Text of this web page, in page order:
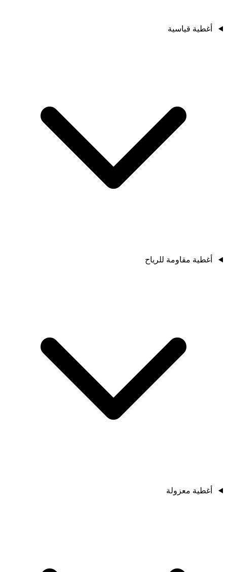
أغطية قياسية
أغطية مقاومة للرياح
أغطية معزولة